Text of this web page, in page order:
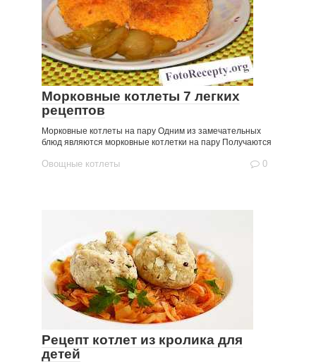
Морковные котлеты 7 легких
рецептов
Морковные котлеты на пару Одним из замечательных
блюд являются морковные котлетки на пару Получаются
Овощные котлеты 0
Рецепт котлет из кролика для
детей